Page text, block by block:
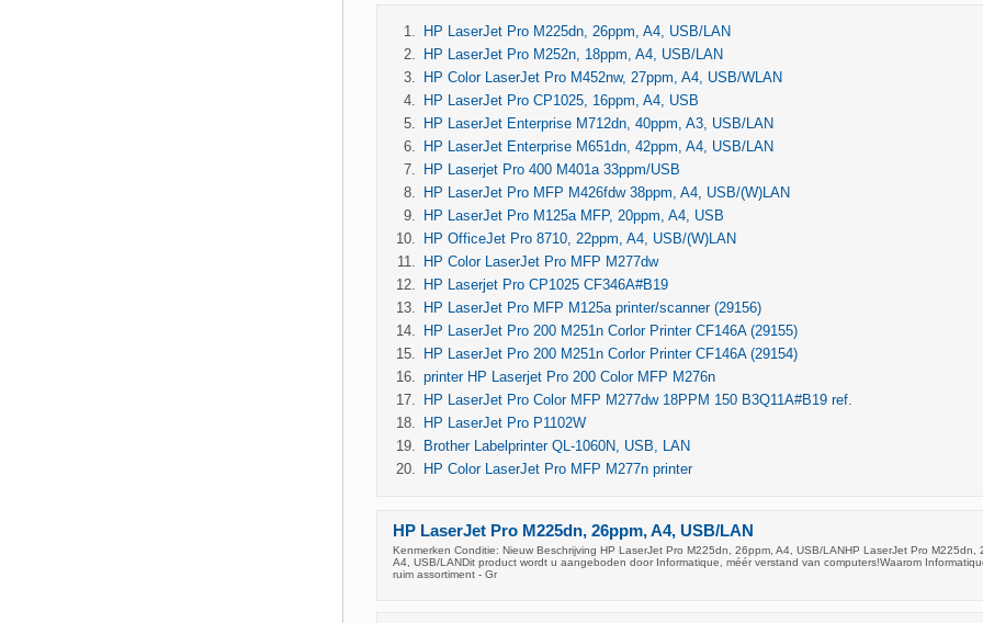
HP LaserJet Pro M225dn, 26ppm, A4, USB/LAN
HP LaserJet Pro M252n, 18ppm, A4, USB/LAN
HP Color LaserJet Pro M452nw, 27ppm, A4, USB/WLAN
HP LaserJet Pro CP1025, 16ppm, A4, USB
HP LaserJet Enterprise M712dn, 40ppm, A3, USB/LAN
HP LaserJet Enterprise M651dn, 42ppm, A4, USB/LAN
HP Laserjet Pro 400 M401a 33ppm/USB
HP LaserJet Pro MFP M426fdw 38ppm, A4, USB/(W)LAN
HP LaserJet Pro M125a MFP, 20ppm, A4, USB
HP OfficeJet Pro 8710, 22ppm, A4, USB/(W)LAN
HP Color LaserJet Pro MFP M277dw
HP Laserjet Pro CP1025 CF346A#B19
HP LaserJet Pro MFP M125a printer/scanner (29156)
HP LaserJet Pro 200 M251n Corlor Printer CF146A (29155)
HP LaserJet Pro 200 M251n Corlor Printer CF146A (29154)
printer HP Laserjet Pro 200 Color MFP M276n
HP LaserJet Pro Color MFP M277dw 18PPM 150 B3Q11A#B19 ref.
HP LaserJet Pro P1102W
Brother Labelprinter QL-1060N, USB, LAN
HP Color LaserJet Pro MFP M277n printer
HP LaserJet Pro M225dn, 26ppm, A4, USB/LAN
Kenmerken Conditie: Nieuw Beschrijving HP LaserJet Pro M225dn, 26ppm, A4, USB/LANHP LaserJet Pro M225dn,
A4, USB/LANDit product wordt u aangeboden door Informatique, méér verstand van computers!Waarom
ruim assortiment - Gr